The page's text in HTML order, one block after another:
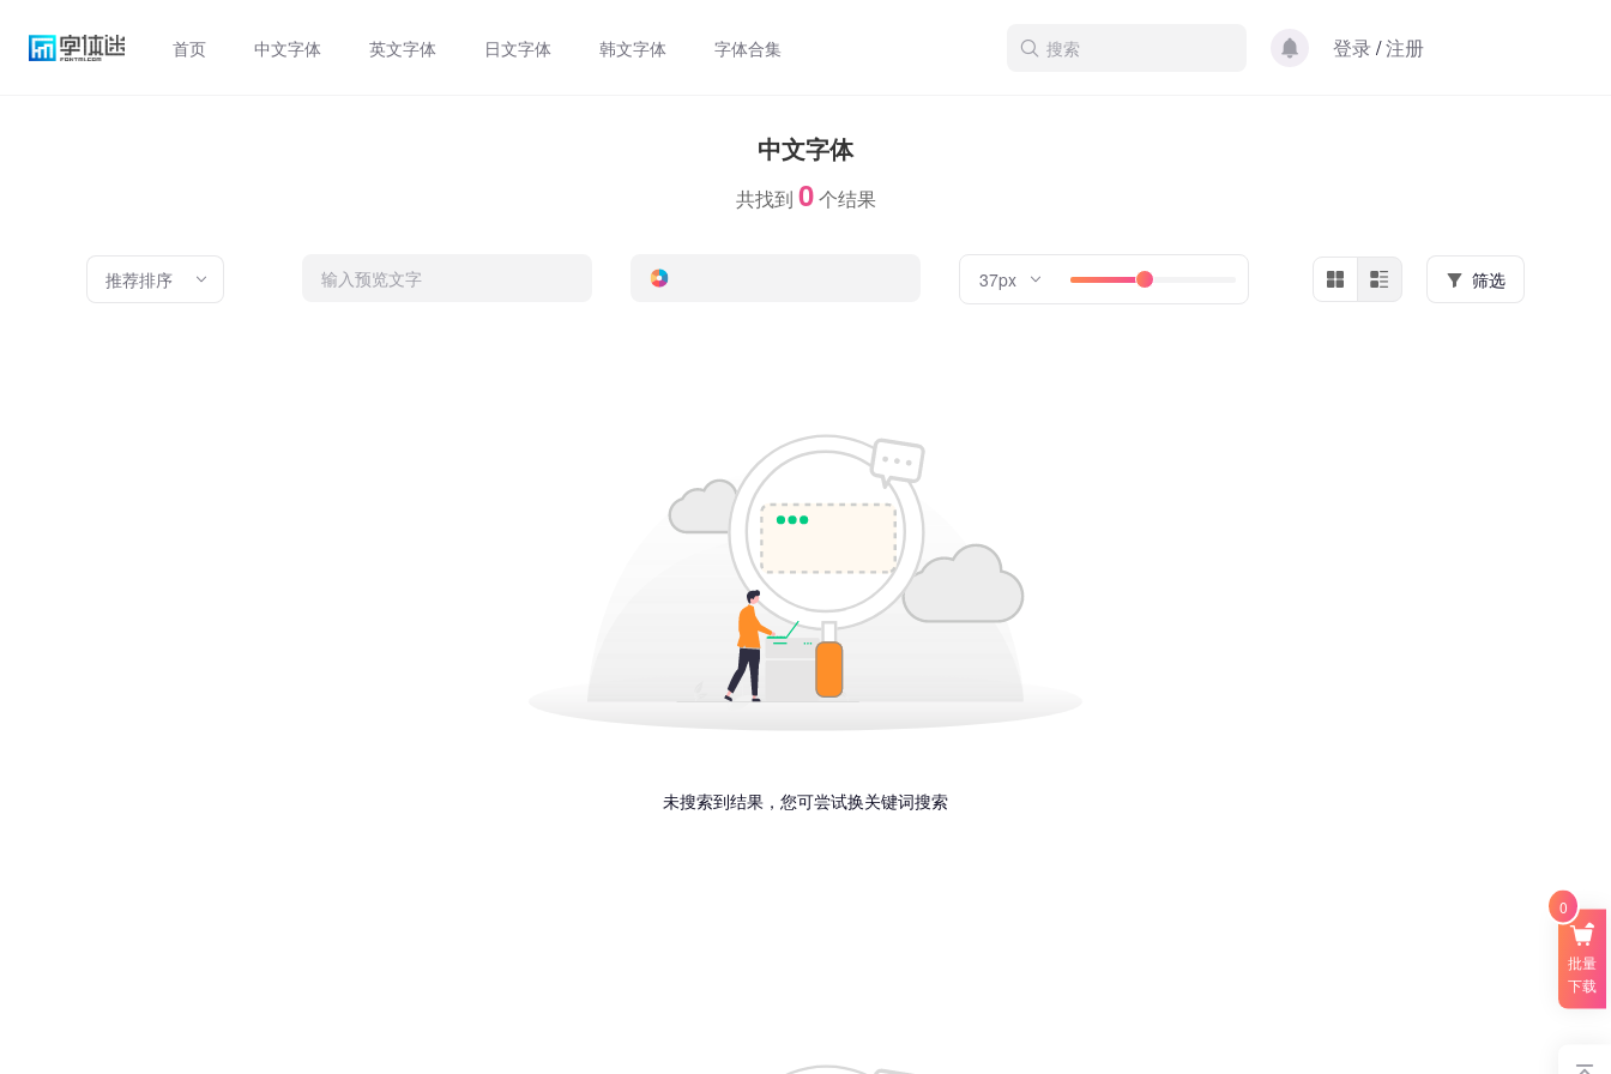
首页 中文字体 英文字体 日文字体 韩文字体 字体合集 登录 /注册
中文字体
共找到 0个结果
推荐排序 37px 筛选
未搜索到结果，您可尝试换关键词搜索
批量
下载
0